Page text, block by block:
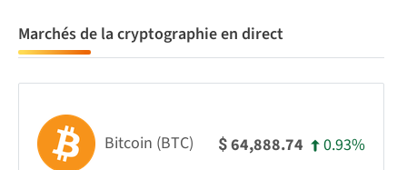
Marchés de la cryptographie en direct
Bitcoin (BTC) $64,888.74 0.93%